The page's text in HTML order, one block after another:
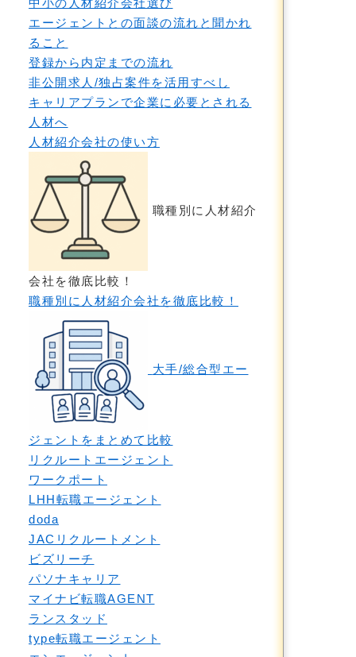
エージェントとの面談の流れと聞かれ
ること
登録から内定までの流れ
非公開求人/独占案件を活用すべし
キャリアプランで企業に必要とされる
人材へ
人材紹介会社の使い方
職種別に人材紹介
会社を徹底比較！
職種別に人材紹介会社を徹底比較！
大手/総合型エー
ジェントをまとめて比較
リクルートエージェント
ワークポート
LHH転職エージェント
doda
JACリクルートメント
ビズリーチ
パソナキャリア
マイナビ転職AGENT
ランスタッド
type転職エージェント